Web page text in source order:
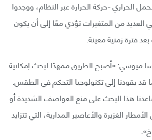
الحراري -حركة الحرارة عبر النظام، ووجدوا
العديد من المتغيرات تؤدي معًا إلى أن يكون
فترة زمنية معينة.
ميوشي: «أصبح الطريق ممهدًا لبحث إمكانية
يقودنا إلى تكنولوجيا التحكم في الطقس.
هذا البحث على منع العواصف الشديدة أو
الغزيرة والأعاصير المدارية، التي تتزايد